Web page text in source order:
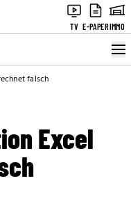
TV E-PAPERIMMO
falsch
Excel